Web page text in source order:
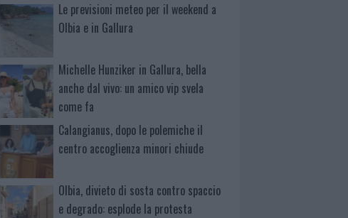
Le previsioni meteo per il weekend a
Olbia e in Gallura
Michelle Hunziker in Gallura, bella
anche dal vivo: un amico vip svela
come fa
Calangianus, dopo le polemiche il
centro accoglienza minori chiude
Olbia, divieto di sosta contro spaccio
e degrado: esplode la protesta